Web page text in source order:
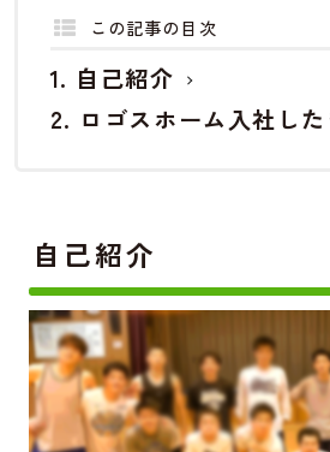
この記事の目次
自己紹介
ロゴスホーム入社し
自己紹介